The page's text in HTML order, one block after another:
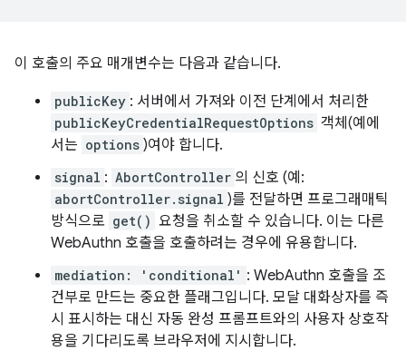
이 호출의 주요 매개변수는 다음과 같습니다.
publicKey : 서버에서 가져와 이전 단계에서 처리한
publicKeyCredentialRequestOptions 객체(예에
서는 options )여야 합니다.
signal : AbortController 의 신호 (예:
abortController.signal )를 전달하면 프로그래매틱
방식으로 get() 요청을 취소할 수 있습니다. 이는 다른
WebAuthn 호출을 호출하려는 경우에 유용합니다.
mediation: 'conditional' : WebAuthn 호출을 조
건부로 만드는 중요한 플래그입니다. 모달 대화상자를 즉
시 표시하는 대신 자동 완성 프롬프트와의 사용자 상호작
용을 기다리도록 브라우저에 지시합니다.